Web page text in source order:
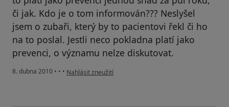
či jak. Kdo je o tom informován??? Neslyšel
jsem o zubaři, který by to pacientovi řekl či ho
na to poslal. Jestli neco pokladna platí jako
prevenci, o významu nelze diskutovat.
8. dubna 2010 • • • podle názoru uživatele Pacient
Nahlásit zneužití